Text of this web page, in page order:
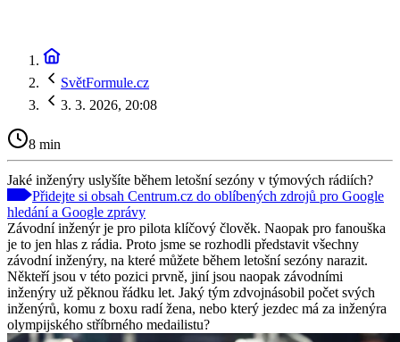
SvětFormule.cz
3. 3. 2026, 20:08
8 min
Jaké inženýry uslyšíte během letošní sezóny v týmových rádiích?
Přidejte si obsah Centrum.cz do oblíbených zdrojů pro Google
hledání a Google zprávy
Závodní inženýr je pro pilota klíčový člověk. Naopak pro fanouška
je to jen hlas z rádia. Proto jsme se rozhodli představit všechny
závodní inženýry, na které můžete během letošní sezóny narazit.
Někteří jsou v této pozici prvně, jiní jsou naopak závodními
inženýry už pěknou řádku let. Jaký tým zdvojnásobil počet svých
inženýrů, komu z boxu radí žena, nebo který jezdec má za inženýra
olympijského stříbrného medailistu?